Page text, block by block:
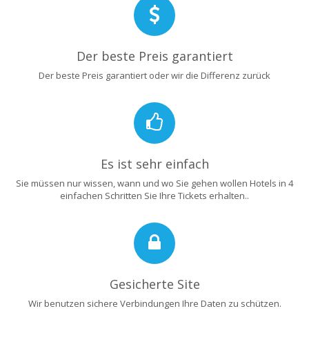
Der beste Preis garantiert
Der beste Preis garantiert oder wir die Differenz zurück
Es ist sehr einfach
Sie müssen nur wissen, wann und wo Sie gehen wollen Hotels in 4
einfachen Schritten Sie Ihre Tickets erhalten..
Gesicherte Site
Wir benutzen sichere Verbindungen Ihre Daten zu schützen.